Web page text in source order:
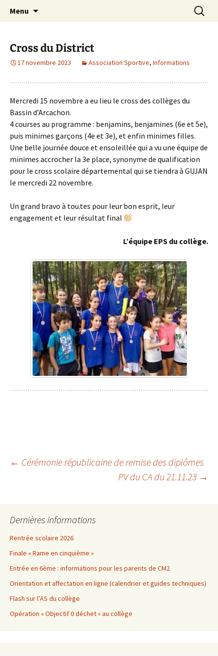
Collège Henri Dheurle
Site officiel du Collège Henri Dheurle de La
Teste de Buch (Bassin d'Arcachon – Gironde)
Menu
Cross du District
17 novembre 2023 Association Sportive, Informations
Mercredi 15 novembre a eu lieu le cross des collèges du
Bassin d’Arcachon.
4 courses au programme : benjamins, benjamines (6e et 5e),
puis minimes garçons (4e et 3e), et enfin minimes filles.
Une belle journée douce et ensoleillée qui a vu une équipe de
minimes accrocher la 3e place, synonyme de qualification
pour le cross scolaire départemental qui se tiendra à GUJAN
le mercredi 22 novembre.
Un grand bravo à tou.tes pour leur bon esprit, leur
engagement et leur résultat final
L’équipe EPS du collège.
Navigation
articles
← Cérémonie républicaine de remise des diplômes
PV du CA du 21.11.23 →
Dernières informations
Rentrée scolaire 2026
Finale « Rame en cinquième »
Entrée en 6ème : informations pour les parents de CM2
Orientation et affectation en ligne (calendrier et guides techniques)
Flash sur l’AS du collège
Opération « Objectif 0 déchet » au collège